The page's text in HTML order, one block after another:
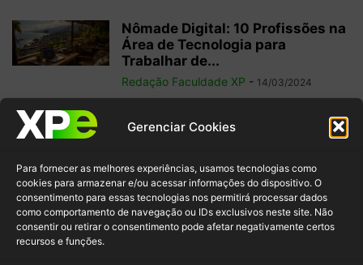
Gerenciar Cookies
Para fornecer as melhores experiências, usamos tecnologias como
cookies para armazenar e/ou acessar informações do dispositivo. O
consentimento para essas tecnologias nos permitirá processar dados
como comportamento de navegação ou IDs exclusivos neste site. Não
consentir ou retirar o consentimento pode afetar negativamente certos
recursos e funções.
Nômade Digital: 10 Profissões na
Área de Tecnologia para
Trabalhar de...
Redação Faculdade XP - 14/03/2024
Flush DNS: como limpar o Cache
Outsourcing de TI vale a pena?
Saiba tudo sobre esse conceito